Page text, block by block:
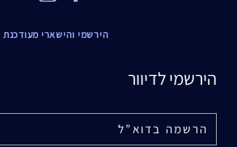
הירשמי והישארי מעודכנת
הירשמי לדיוור